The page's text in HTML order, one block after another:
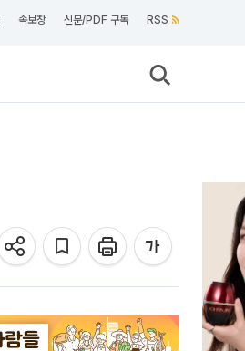
속보창 신문/PDF 구독 RSS